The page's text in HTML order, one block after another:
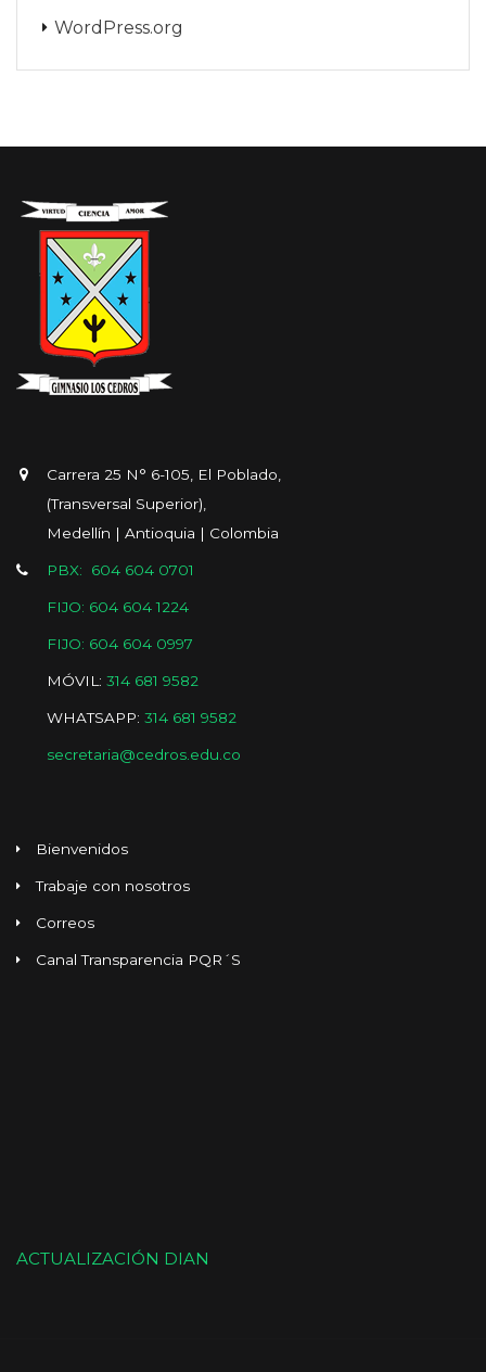
WordPress.org
Carrera 25 N° 6-105, El Poblado,
(Transversal Superior),
Medellín | Antioquia | Colombia
PBX: 604 604 0701
FIJO: 604 604 1224
FIJO: 604 604 0997
MÓVIL: 314 681 9582
WHATSAPP: 314 681 9582
secretaria@cedros.edu.co
Bienvenidos
Trabaje con nosotros
Correos
Canal Transparencia PQR´S
ACTUALIZACIÓN DIAN